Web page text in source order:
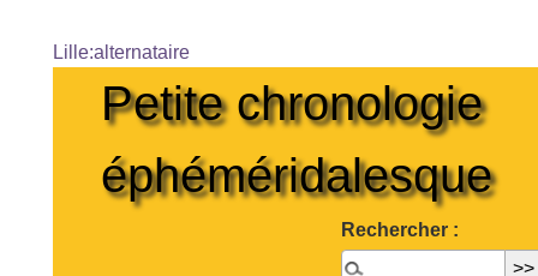
Lille:alternataire
Petite chronologie
éphéméridalesque
Rechercher :